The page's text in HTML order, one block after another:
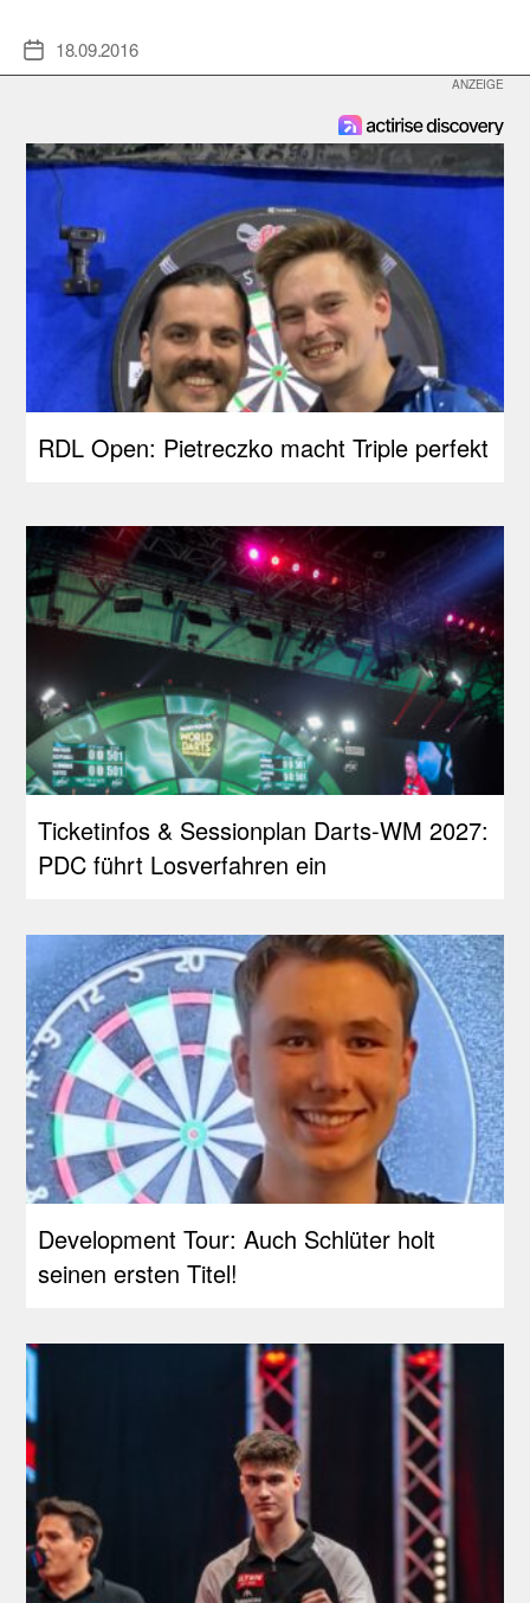
Veröffentlichungsdatum
18.09.2016
RDL Open: Pietreczko macht Triple perfekt
Ticketinfos & Sessionplan Darts-WM 2027:
PDC führt Losverfahren ein
Development Tour: Auch Schlüter holt
seinen ersten Titel!